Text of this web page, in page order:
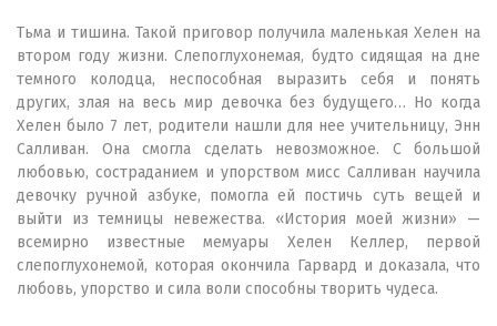
Тьма и тишина. Такой приговор получила маленькая Хелен на
втором году жизни. Слепоглухонемая, будто сидящая на дне
темного колодца, неспособная выразить себя и понять
других, злая на весь мир девочка без будущего… Но когда
Хелен было 7 лет, родители нашли для нее учительницу, Энн
Салливан. Она смогла сделать невозможное. С большой
любовью, состраданием и упорством мисс Салливан научила
девочку ручной азбуке, помогла ей постичь суть вещей и
выйти из темницы невежества. «История моей жизни» —
всемирно известные мемуары Хелен Келлер, первой
слепоглухонемой, которая окончила Гарвард и доказала, что
любовь, упорство и сила воли способны творить чудеса.